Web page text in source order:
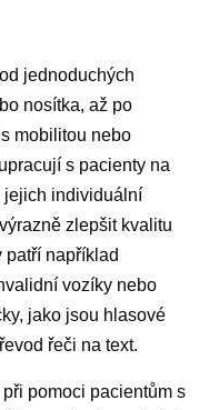
jednoduchých
nosítka, až po
mobilitou nebo
s pacienty na
jejich individuální
zlepšit kvalitu
patří například
vozíky nebo
jako jsou hlasové
řeči na text.
pomoci pacientům s